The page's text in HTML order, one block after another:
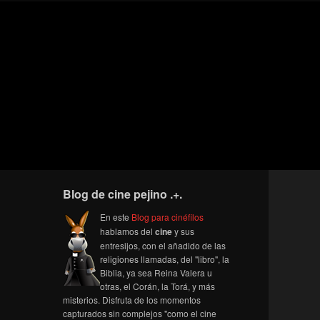
Blog de cine pejino .+.
En este Blog para cinéfilos
hablamos del ciney sus
entresijos, con el añadido de las
religiones llamadas, del "libro", la
Biblia, ya sea Reina Valera u
otras, el Corán, la Torá, y más
misterios. Disfruta de los momentos
capturados sin complejos "como el cine